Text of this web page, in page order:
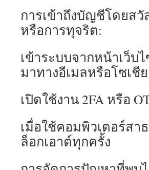
การเข้าถึงบัญชีโดยส
หรือการทุจริต:
เข้าระบบจากหน้าเว็บ
มาทางอีเมลหรือโซเชี
เปิดใช้งาน 2FA หรือ
เมื่อใช้คอมพิวเตอร์สา
ล็อกเอาต์ทุกครั้ง